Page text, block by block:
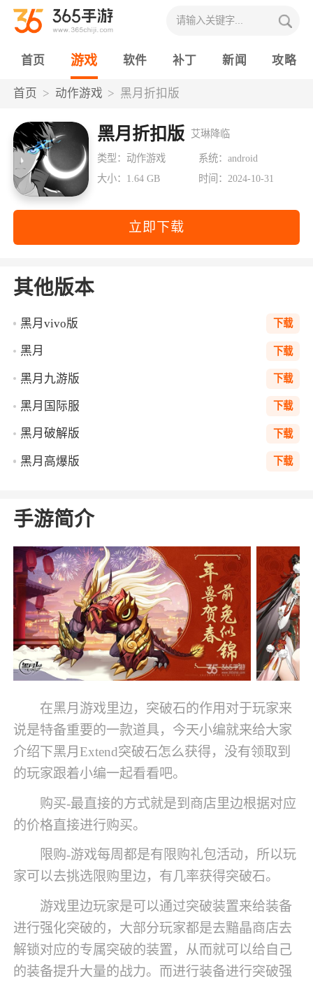
首页 游戏 软件 补丁 新闻 攻略
首页 动作游戏 黑月折扣版
黑月折扣版 艾琳降临
类型：动作游戏
系统：android
大小：1.64 GB
时间：2024-10-31
立即下载
其他版本
黑月vivo版 下载
黑月 下载
黑月九游版 下载
黑月国际服 下载
黑月破解版 下载
黑月高爆版 下载
手游简介
在黑月游戏里边，突破石的作用对于玩家来
说是特备重要的一款道具，今天小编就来给大家
介绍下黑月Extend突破石怎么获得，没有领取到
的玩家跟着小编一起看看吧。
购买-最直接的方式就是到商店里边根据对应
的价格直接进行购买。
限购-游戏每周都是有限购礼包活动，所以玩
家可以去挑选限购里边，有几率获得突破石。
游戏里边玩家是可以通过突破装置来给装备
进行强化突破的，大部分玩家都是去黯晶商店去
解锁对应的专属突破的装置，从而就可以给自己
的装备提升大量的战力。而进行装备进行突破强